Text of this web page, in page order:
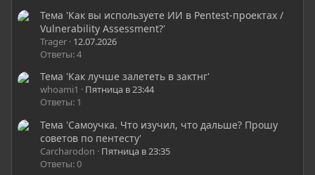
Тема 'Как вы используете ИИ в Pentest-проектах /
Vulnerability Assessment?'
Trager 12.07.2026
Ответы: 4
Тема 'Как лучше залететь в зактнг'
whoami1
Пятница в 23:44
Ответы: 1
Тема 'Самоучка. Что изучил, что дальше? Прошу
советов по пентесту'
Carcharodon
Пятница в 23:35
Ответы: 0